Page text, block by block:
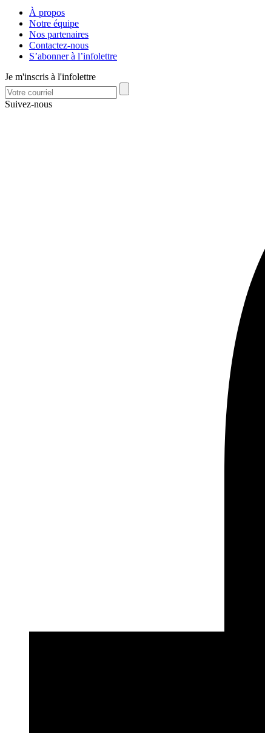
À propos
Notre équipe
Nos partenaires
Contactez-nous
S’abonner à l’infolettre
Je m'inscris à l'infolettre
Suivez-nous